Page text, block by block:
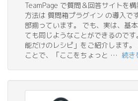
TeamPage で質問＆回答サイトを
方法は 質問箱プラグイン の導入で
部揃っています。 でも、実は、基
ても同じようなことができるので
能だけのレシピ」をご紹介します
ことで、「ここをちょっと … 続き